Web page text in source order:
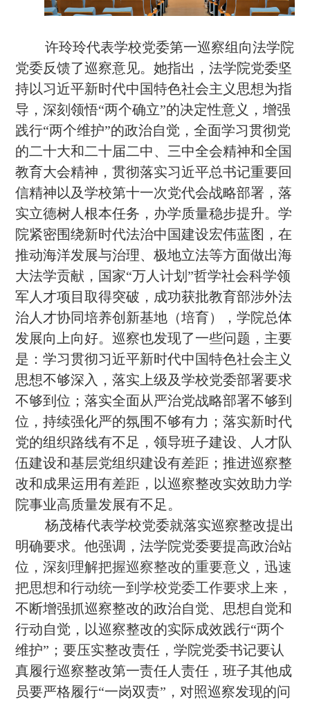
许玲玲代表学校党委第一巡察组向法学院
党委反馈了巡察意见。她指出，法学院党委坚
持以习近平新时代中国特色社会主义思想为指
导，深刻领悟“两个确立”的决定性意义，增强
践行“两个维护”的政治自觉，全面学习贯彻党
的二十大和二十届二中、三中全会精神和全国
教育大会精神，贯彻落实习近平总书记重要回
信精神以及学校第十一次党代会战略部署，落
实立德树人根本任务，办学质量稳步提升。学
院紧密围绕新时代法治中国建设宏伟蓝图，在
推动海洋发展与治理、极地立法等方面做出海
大法学贡献，国家“万人计划”哲学社会科学领
军人才项目取得突破，成功获批教育部涉外法
治人才协同培养创新基地（培育），学院总体
发展向上向好。巡察也发现了一些问题，主要
是：学习贯彻习近平新时代中国特色社会主义
思想不够深入，落实上级及学校党委部署要求
不够到位；落实全面从严治党战略部署不够到
位，持续强化严的氛围不够有力；落实新时代
党的组织路线有不足，领导班子建设、人才队
伍建设和基层党组织建设有差距 ；推进巡察整
改和成果运用有差距，以巡察整改实效助力学
院事业高质量发展有不足。
杨茂椿代表学校党委就落实巡察整改提出
明确要求。他强调，法学院党委要提高政治站
位，深刻理解把握巡察整改的重要意义，迅速
把思想和行动统一到学校党委工作要求上来，
不断增强抓巡察整改的政治自觉、思想自觉和
行动自觉，以巡察整改的实际成效践行“两个
维护”；要压实整改责任，学院党委书记要认
真履行巡察整改第一责任人责任，班子其他成
员要严格履行“一岗双责”，对照巡察发现的问